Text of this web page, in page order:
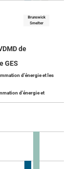
Brunswick
Smelter
de
GES
d’énergie et les
d’énergie et